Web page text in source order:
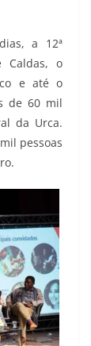
a 12ª
Caldas, o
e até o
de 60 mil
da Urca.
pessoas